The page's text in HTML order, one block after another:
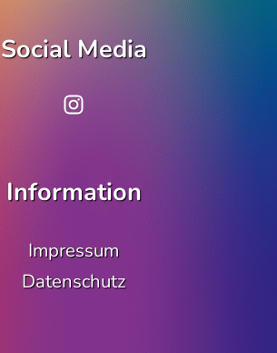
Social Media
Information
Impressum
Datenschutz